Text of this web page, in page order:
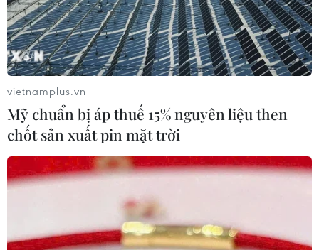
vietnamplus.vn
Mỹ chuẩn bị áp thuế 15% nguyên liệu then
chốt sản xuất pin mặt trời